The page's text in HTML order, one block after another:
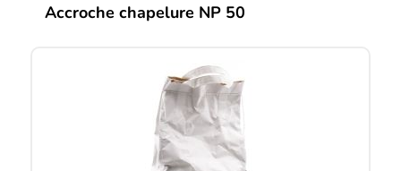
Accroche chapelure NP 50